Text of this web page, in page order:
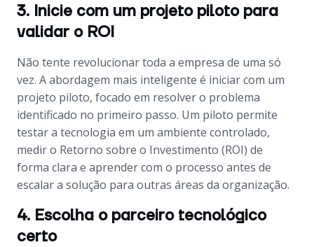
3. Inicie com um projeto piloto para
validar o ROI
Não tente revolucionar toda a empresa de uma só
vez. A abordagem mais inteligente é iniciar com um
projeto piloto, focado em resolver o problema
identificado no primeiro passo. Um piloto permite
testar a tecnologia em um ambiente controlado,
medir o Retorno sobre o Investimento (ROI) de
forma clara e aprender com o processo antes de
escalar a solução para outras áreas da organização.
4. Escolha o parceiro tecnológico
certo